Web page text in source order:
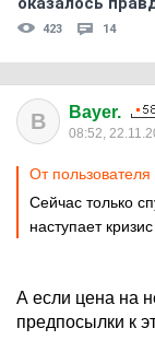
423 14
B Bayer.
08:52,
От пользователя
Сейчас только
наступает
А если цена на
предпосылки к